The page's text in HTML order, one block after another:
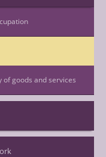
of goods and services